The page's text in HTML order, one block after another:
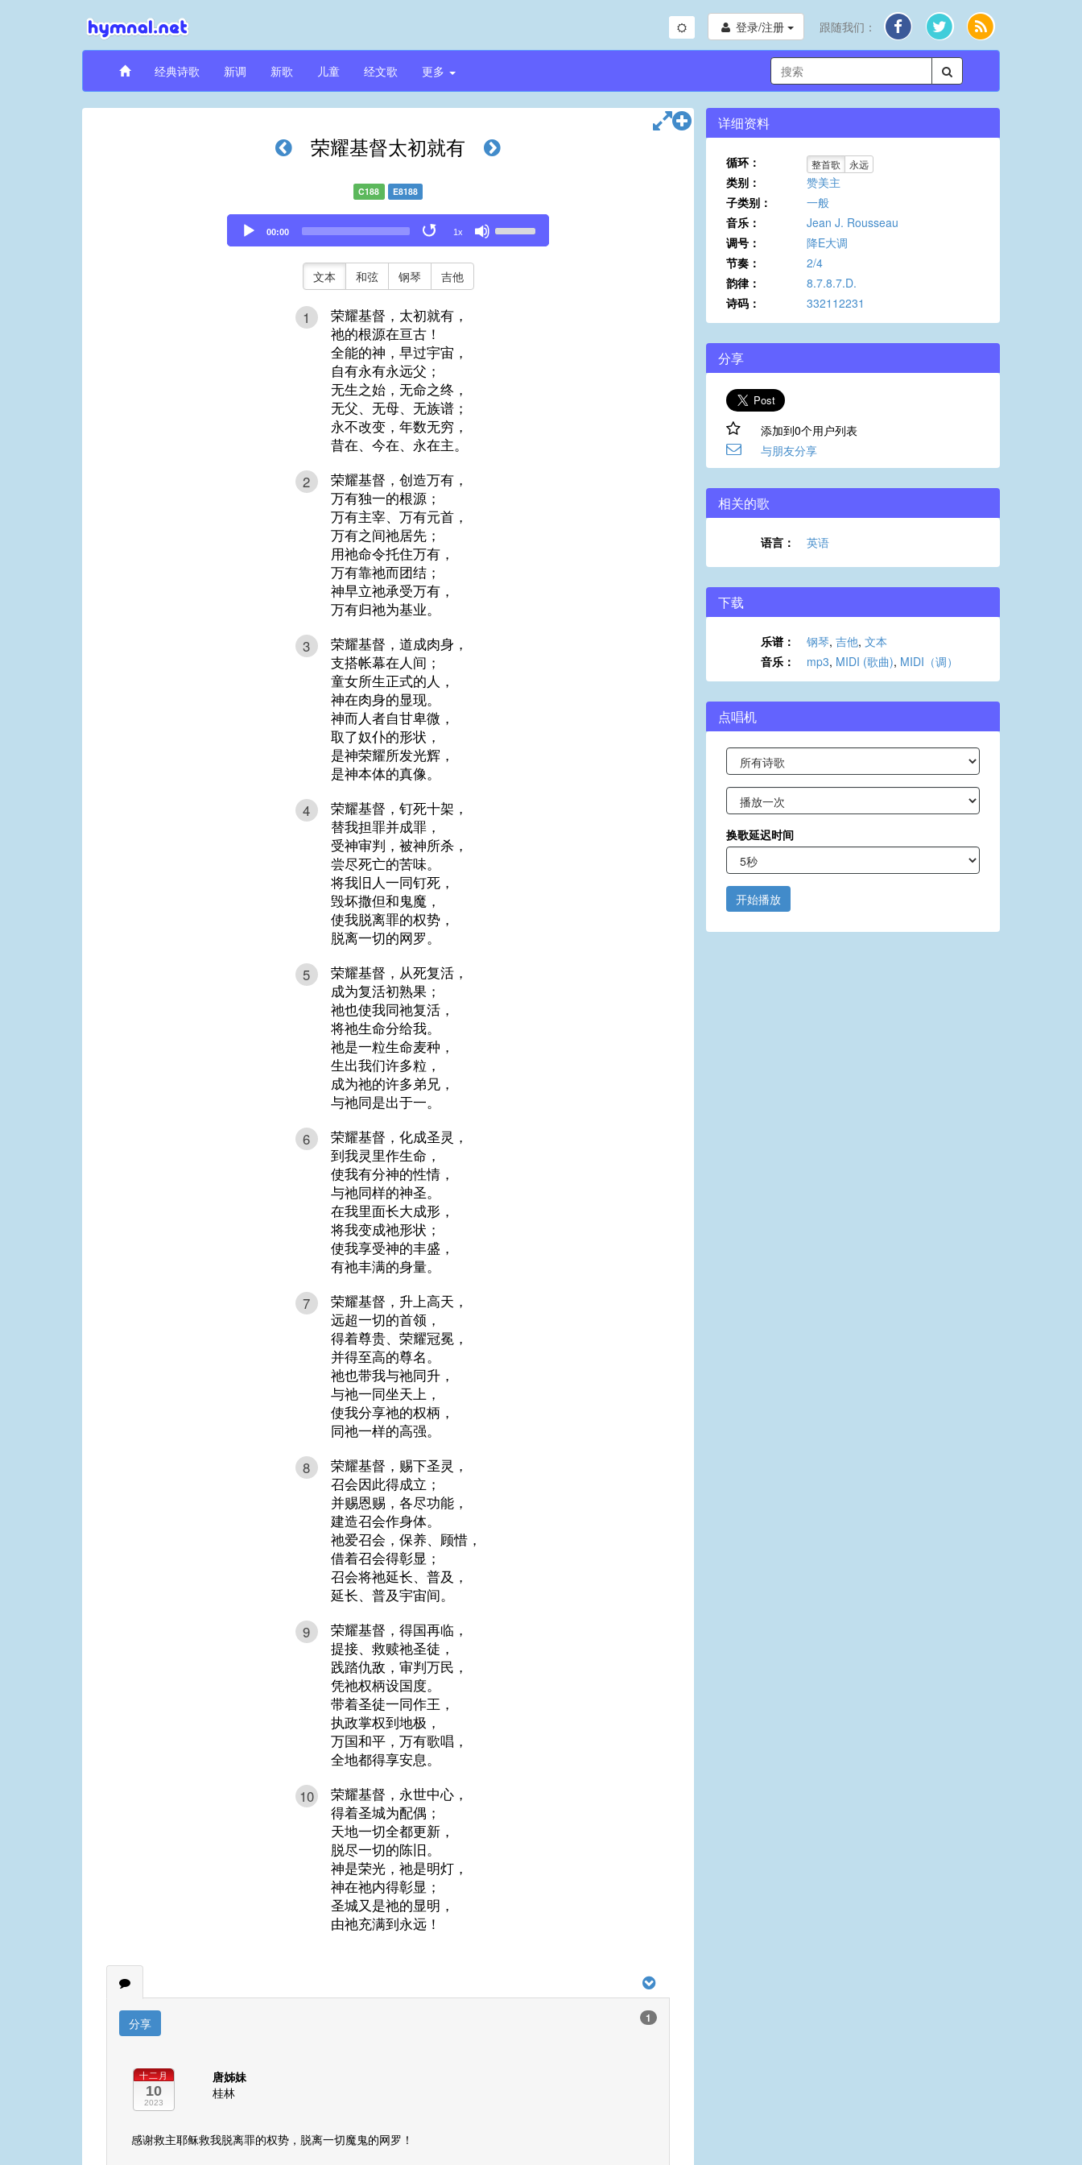
登录/注册 跟随我们：
经典诗歌 新调 新歌 儿童 经文歌 更多
荣耀基督太初就有
C188 E8188
Audio
Player
00:00 1x
Up/Down
文本 和弦 钢琴 吉他
1
荣耀基督，太初就有，
祂的根源在亘古！
全能的神，早过宇宙，
自有永有永远父；
无生之始，无命之终，
无父、无母、无族谱；
永不改变，年数无穷，
昔在、今在、永在主。
2
荣耀基督，创造万有，
万有独一的根源；
万有主宰、万有元首，
万有之间祂居先；
用祂命令托住万有，
万有靠祂而团结；
神早立祂承受万有，
万有归祂为基业。
3
荣耀基督，道成肉身，
支搭帐幕在人间；
童女所生正式的人，
神在肉身的显现。
神而人者自甘卑微，
取了奴仆的形状，
是神荣耀所发光辉，
是神本体的真像。
4
荣耀基督，钉死十架，
替我担罪并成罪，
受神审判，被神所杀，
尝尽死亡的苦味。
将我旧人一同钉死，
毁坏撒但和鬼魔，
使我脱离罪的权势，
脱离一切的网罗。
5
荣耀基督，从死复活，
成为复活初熟果；
祂也使我同祂复活，
将祂生命分给我。
祂是一粒生命麦种，
生出我们许多粒，
成为祂的许多弟兄，
与祂同是出于一。
6
荣耀基督，化成圣灵，
到我灵里作生命，
使我有分神的性情，
与祂同样的神圣。
在我里面长大成形，
将我变成祂形状；
使我享受神的丰盛，
有祂丰满的身量。
7
荣耀基督，升上高天，
远超一切的首领，
得着尊贵、荣耀冠冕，
并得至高的尊名。
祂也带我与祂同升，
与祂一同坐天上，
使我分享祂的权柄，
同祂一样的高强。
8
荣耀基督，赐下圣灵，
召会因此得成立；
并赐恩赐，各尽功能，
建造召会作身体。
祂爱召会，保养、顾惜，
借着召会得彰显；
召会将祂延长、普及，
延长、普及宇宙间。
9
荣耀基督，得国再临，
提接、救赎祂圣徒，
践踏仇敌，审判万民，
凭祂权柄设国度。
带着圣徒一同作王，
执政掌权到地极，
万国和平，万有歌唱，
全地都得享安息。
10
荣耀基督，永世中心，
得着圣城为配偶；
天地一切全都更新，
脱尽一切的陈旧。
神是荣光，祂是明灯，
神在祂内得彰显；
圣城又是祂的显明，
由祂充满到永远！
分享 1
十二月
10
2023
唐姊妹
桂林
感谢救主耶稣救我脱离罪的权势，脱离一切魔鬼的网罗！
详细资料
循环： 整首歌 永远
类别：
赞美主
子类别：
一般
音乐：
Jean J. Rousseau
调号：
降E大调
节奏：
2/4
韵律：
8.7.8.7.D.
诗码：
332112231
分享
添加到0个用户列表
与朋友分享
相关的歌
语言： 英语
下载
乐谱： 钢琴, 吉他, 文本
音乐：
mp3, MIDI (歌曲), MIDI（调）
点唱机
换歌延迟时间
开始播放